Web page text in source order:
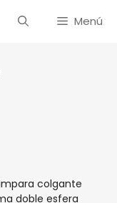
Menú